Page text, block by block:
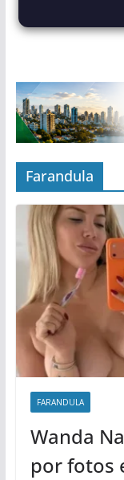
Farandula
FARANDULA
Wanda
por fotos